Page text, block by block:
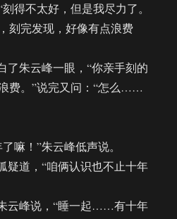
不太好，但是我尽力了。
刻完发现，好像有点浪费
朱云峰一眼，“你亲手刻的
费。”说完又问：“怎么……
！”朱云峰低声说。
道，“咱俩认识也不止十年
峰说，“睡一起……有十年